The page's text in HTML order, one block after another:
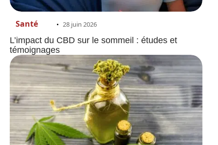
Santé 28 juin 2026
L’impact du CBD sur le sommeil : études et
témoignages